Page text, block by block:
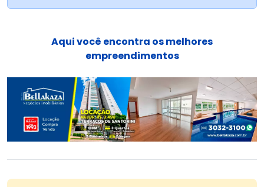
Aqui você encontra os melhores
empreendimentos